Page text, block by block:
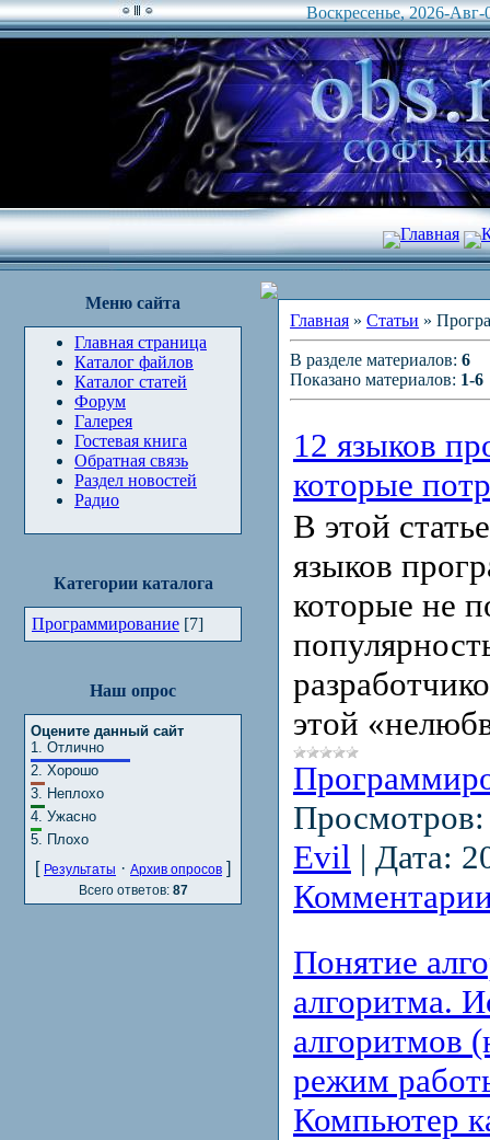
Воскресенье, 2026-Авг-
Главная
Меню сайта
Главная страница
Каталог файлов
Каталог статей
Форум
Галерея
Гостевая книга
Обратная связь
Раздел новостей
Радио
Категории каталога
Программирование [7]
Наш опрос
Оцените данный сайт
1. Отлично
2. Хорошо
3. Неплохо
4. Ужасно
5. Плохо
[ Результаты · Архив опросов ]
Всего ответов: 87
Главная » Статьи »
В разделе материалов: 6
Показано материалов: 1-6
12 языков
которые
В этой
языков
которые не
этой
Просмотров:
Evil | Дата:
Понятие
алгоритма.
алгоритмов
режим
Компьютер